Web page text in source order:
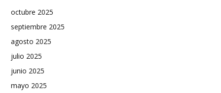
octubre 2025
septiembre 2025
agosto 2025
julio 2025
junio 2025
mayo 2025